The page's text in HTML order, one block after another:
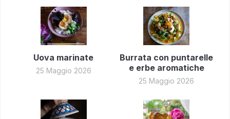
Uova marinate
25 Maggio 2026
Burrata con puntarelle
e erbe aromatiche
25 Maggio 2026